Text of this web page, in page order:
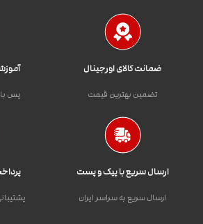
ضمانت کالای اورجینال
تضمین بهترین قیمت پس
ارسال سریع با پیک و پست
ارسال سریع به سراسر ایران